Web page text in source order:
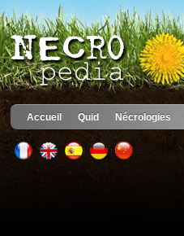
Accueil Quid Nécrologies